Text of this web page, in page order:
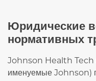
Юридические
нормативных
Johnson Health Tech
именуемые Johnson)